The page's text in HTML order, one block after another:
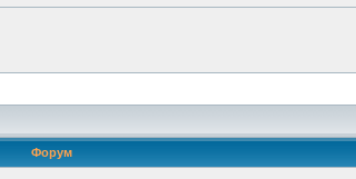
Форум